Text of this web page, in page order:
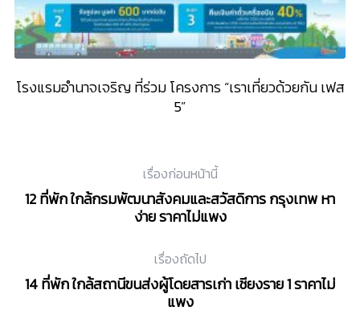
โรงแรมอำนาจเจริญ ที่ร่วม โครงการ “เราเที่ยวด้วยกัน เฟส
5”
เรื่องก่อนหน้านี้
12 ที่พัก ใกล้กรมพัฒนาสังคมและสวัสดิการ กรุงเทพ หา
ง่าย ราคาไม่แพง
เรื่องถัดไป
14 ที่พัก ใกล้สถานีขนส่งผู้โดยสารเก่า เชียงราย 1 ราคาไม่
แพง